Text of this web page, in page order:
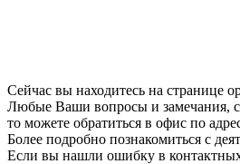
Сейчас вы находитесь на странице
Любые Ваши вопросы и замечания,
то можете обратиться в офис по
Более подробно познакомиться с
Если вы нашли ошибку в